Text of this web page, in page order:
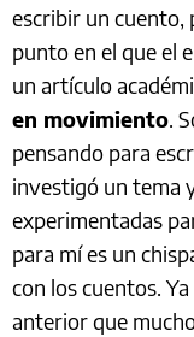
escribir un cuento,
punto en el que el
un artículo
en movimiento.
pensando para
investigó un tema
experimentadas
para mí es un
con los cuentos.
anterior que